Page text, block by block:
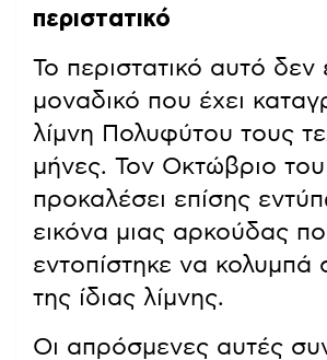
περιστατικό
Το περιστατικό αυτό δεν
μοναδικό που έχει
λίμνη Πολυφύτου τους
μήνες. Τον Οκτώβριο του
προκαλέσει επίσης
εικόνα μιας αρκούδας
εντοπίστηκε να κολυμπά
της ίδιας λίμνης.
Οι απρόσμενες αυτές